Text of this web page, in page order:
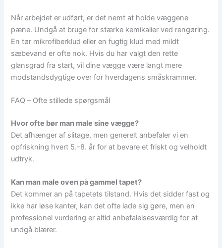
Når arbejdet er udført, er det nemt at holde væggene
pæne. Undgå at bruge for stærke kemikalier ved rengøring.
En tør mikrofiberklud eller en fugtig klud med mildt
sæbevand er ofte nok. Hvis du har valgt den rette
glansgrad fra start, vil dine vægge være langt mere
modstandsdygtige over for hverdagens småskrammer.
FAQ – Ofte stillede spørgsmål
Hvor ofte bør man male sine vægge?
Det afhænger af slitage, men generelt anbefaler vi en
opfriskning hvert 5.-8. år for at bevare et friskt og velholdt
udtryk.
Kan man male oven på gammel tapet?
Det kommer an på tapetets tilstand. Hvis det sidder fast og
ikke har løse kanter, kan det ofte lade sig gøre, men en
professionel vurdering er altid anbefalelsesværdig for at
undgå blærer.